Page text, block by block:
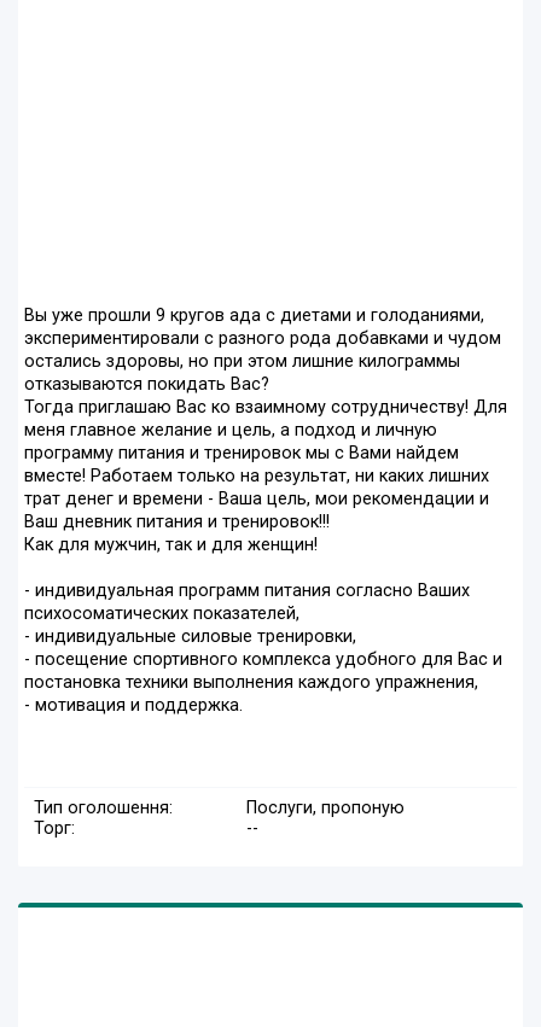
Вы уже прошли 9 кругов ада с диетами и голоданиями,
экспериментировали с разного рода добавками и чудом
остались здоровы, но при этом лишние килограммы
отказываются покидать Вас?
Тогда приглашаю Вас ко взаимному сотрудничеству! Для
меня главное желание и цель, а подход и личную
программу питания и тренировок мы с Вами найдем
вместе! Работаем только на результат, ни каких лишних
трат денег и времени - Ваша цель, мои рекомендации и
Ваш дневник питания и тренировок!!!
Как для мужчин, так и для женщин!
- индивидуальная программ питания согласно Ваших
психосоматических показателей,
- индивидуальные силовые тренировки,
- посещение спортивного комплекса удобного для Вас и
постановка техники выполнения каждого упражнения,
- мотивация и поддержка.
Тип оголошення:
Послуги, пропоную
Торг:
--